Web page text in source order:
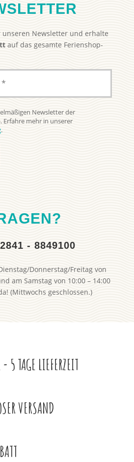
unseren Newsletter und erhalte
auf das gesamte Ferienshop-
Newsletter der
Erfahre mehr in unserer
.
- 8849100
Donnerstag/Freitag von
am Samstag von 10:00 – 14:00
(Mittwochs geschlossen.)
5 TAGE LIEFERZEIT
VERSAND